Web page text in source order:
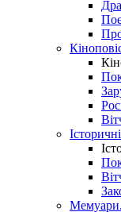
Мемуари.